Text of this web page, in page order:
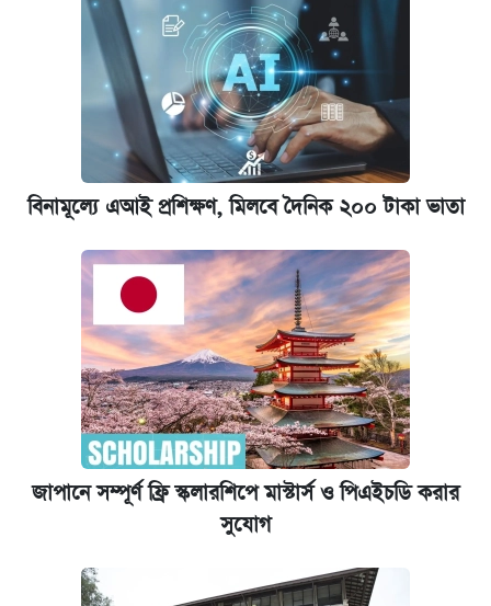
বিনামূল্যে এআই প্রশিক্ষণ, মিলবে দৈনিক ২০০ টাকা ভাতা
জাপানে সম্পূর্ণ ফ্রি স্কলারশিপে মাস্টার্স ও পিএইচডি করার
সুযোগ